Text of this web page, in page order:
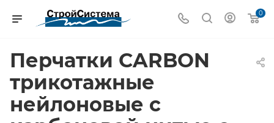
0
Перчатки CARBON
трикотажные
нейлоновые с